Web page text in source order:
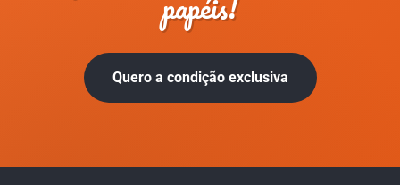
Quero a condição exclusiva